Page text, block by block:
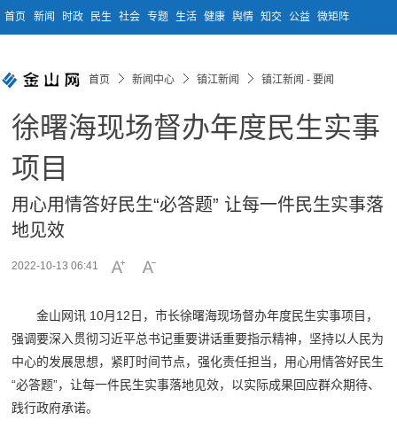
首页 新闻 时政 民生 社会 专题 生活 健康 舆情 知交 公益 微矩阵
首页 新闻中心 镇江新闻 镇江新闻 - 要闻
徐曙海现场督办年度民生实事
项目
用心用情答好民生“必答题” 让每一件民生实事落
地见效
2022-10-13 06:41
金山网讯 10月12日，市长徐曙海现场督办年度民生实事项目，
强调要深入贯彻习近平总书记重要讲话重要指示精神，坚持以人民为
中心的发展思想，紧盯时间节点，强化责任担当，用心用情答好民生
“必答题”，让每一件民生实事落地见效，以实际成果回应群众期待、
践行政府承诺。